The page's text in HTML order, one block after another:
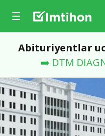
Abituriyentlar
➡️ DTM